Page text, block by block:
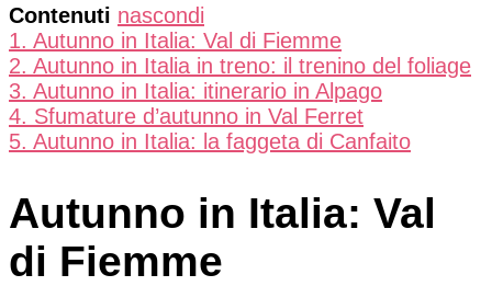
Contenuti nascondi
1. Autunno in Italia: Val di Fiemme
2. Autunno in Italia in treno: il trenino del foliage
3. Autunno in Italia: itinerario in Alpago
4. Sfumature d’autunno in Val Ferret
5. Autunno in Italia: la faggeta di Canfaito
Autunno in Italia: Val
di Fiemme